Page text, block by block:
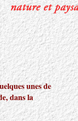
unes de
dans la